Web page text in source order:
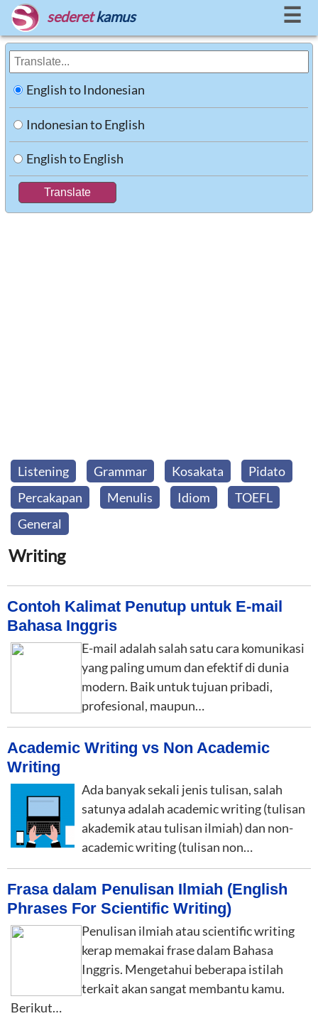
sederet kamus ☰
English to Indonesian
Indonesian to English
English to English
Listening Grammar Kosakata
Pidato
Percakapan
Menulis Idiom
TOEFL
General
Writing
Contoh Kalimat Penutup untuk E-mail
Bahasa Inggris
E-mail adalah salah satu cara komunikasi
yang paling umum dan efektif di dunia
modern. Baik untuk tujuan pribadi,
profesional, maupun…
Academic Writing vs Non Academic
Writing
Ada banyak sekali jenis tulisan, salah
satunya adalah academic writing (tulisan
akademik atau tulisan ilmiah) dan non-
academic writing (tulisan non…
Frasa dalam Penulisan Ilmiah (English
Phrases For Scientific Writing)
Penulisan ilmiah atau scientific writing
kerap memakai frase dalam Bahasa
Inggris. Mengetahui beberapa istilah
terkait akan sangat membantu kamu.
Berikut…